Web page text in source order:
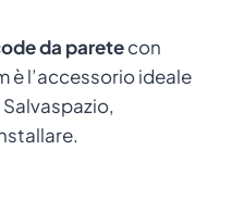
da paretecon
è l’accessorio ideale